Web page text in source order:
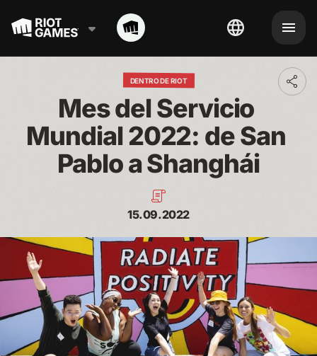
DENTRO DE RIOT
Mes del Servicio
Mundial 2022: de San
Pablo a Shanghái
15.09.2022